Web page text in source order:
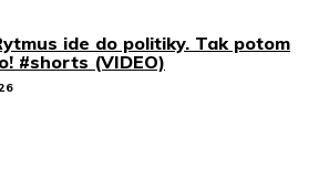
ide do politiky. Tak potom
#shorts (VIDEO)